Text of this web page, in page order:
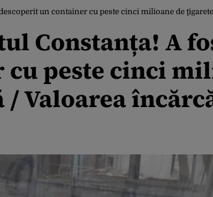
un container cu peste cinci milioane de
Constanța! A
peste cinci
/ Valoarea